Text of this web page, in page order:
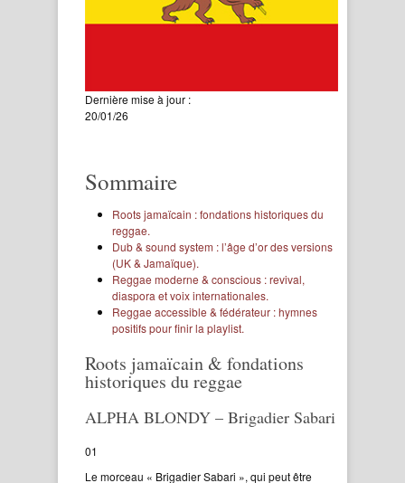
Dernière mise à jour :
20/01/26
Sommaire
Roots jamaïcain : fondations historiques du
reggae.
Dub & sound system : l’âge d’or des versions
(UK & Jamaïque).
Reggae moderne & conscious : revival,
diaspora et voix internationales.
Reggae accessible & fédérateur : hymnes
positifs pour finir la playlist.
Roots jamaïcain & fondations
historiques du reggae
ALPHA BLONDY – Brigadier Sabari
01
Le morceau « Brigadier Sabari », qui peut être